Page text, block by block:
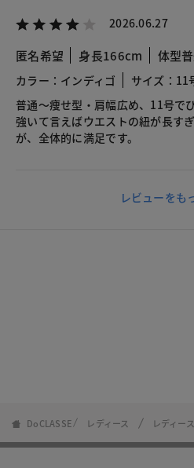
2026.06.27
匿名希望 身長166cm 体型
カラー：インディゴ
サイズ：11
普通〜痩せ型・肩幅広め、11号で
強いて言えばウエストの紐が長す
が、全体的に満足です。
レビューをも
DoCLASSE レディース レディー